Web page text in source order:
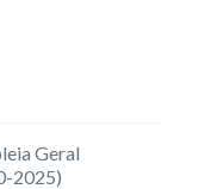
Geral
2025)